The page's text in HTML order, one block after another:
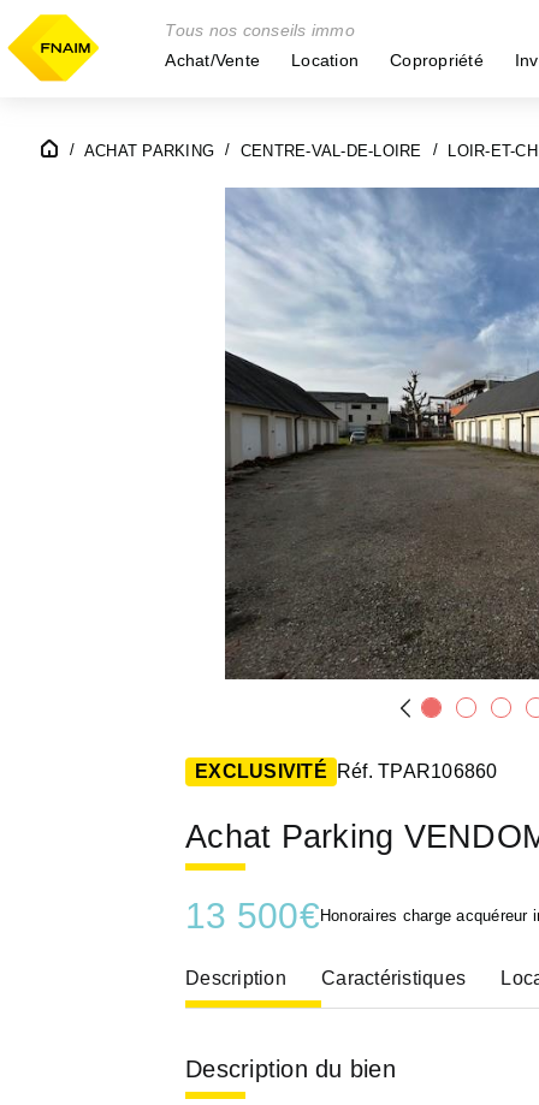
Tous nos conseils immo
Achat/Vente
Location Copropriété
ACHAT PARKING CENTRE-VAL-DE-LOIRE LOIR-ET-
EXCLUSIVITÉ Réf. TPAR106860
Achat Parking
13 500€ Honoraires charge acquéreur
Description Caractéristiques
Description du bien